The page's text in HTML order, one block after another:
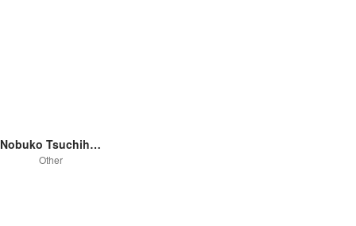
Nobuko Tsuchihashi
Other